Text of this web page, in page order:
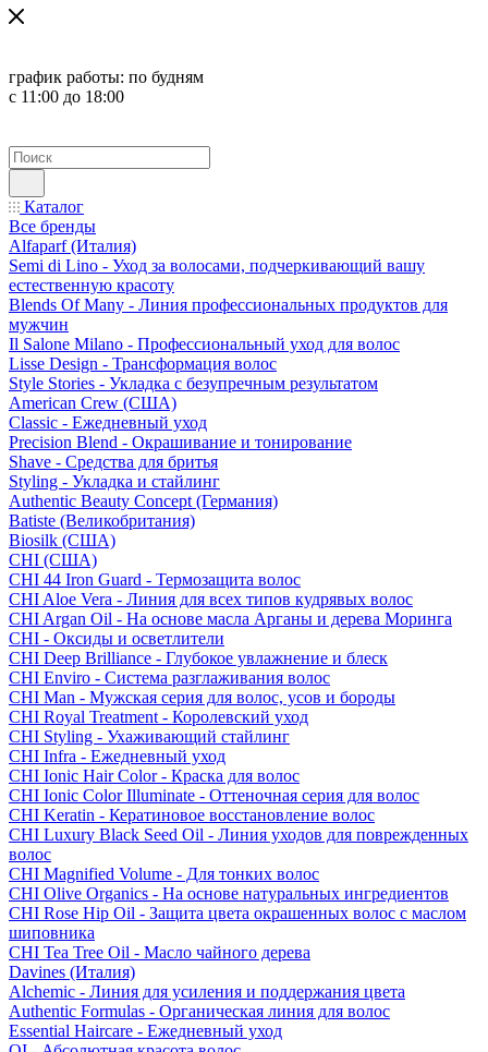
график работы: по будням
с 11:00 до 18:00
Каталог
Все бренды
Alfaparf (Италия)
Semi di Lino - Уход за волосами, подчеркивающий вашу
естественную красоту
Blends Of Many - Линия профессиональных продуктов для
мужчин
Il Salone Milano - Профессиональный уход для волос
Lisse Design - Трансформация волос
Style Stories - Укладка с безупречным результатом
American Crew (США)
Classic - Ежедневный уход
Precision Blend - Окрашивание и тонирование
Shave - Средства для бритья
Styling - Укладка и стайлинг
Authentic Beauty Concept (Германия)
Batiste (Великобритания)
Biosilk (США)
CHI (США)
CHI 44 Iron Guard - Термозащита волос
CHI Aloe Vera - Линия для всех типов кудрявых волос
CHI Argan Oil - На основе масла Арганы и дерева Моринга
CHI - Оксиды и осветлители
CHI Deep Brilliance - Глубокое увлажнение и блеск
CHI Enviro - Система разглаживания волос
CHI Man - Мужская серия для волос, усов и бороды
CHI Royal Treatment - Королевский уход
CHI Styling - Ухаживающий стайлинг
CHI Infra - Ежедневный уход
CHI Ionic Hair Color - Краска для волос
CHI Ionic Color Illuminate - Оттеночная серия для волос
CHI Keratin - Кератиновое восстановление волос
CHI Luxury Black Seed Oil - Линия уходов для поврежденных
волос
CHI Magnified Volume - Для тонких волос
CHI Olive Organics - На основе натуральных ингредиентов
CHI Rose Hip Oil - Защита цвета окрашенных волос с маслом
шиповника
CHI Tea Tree Oil - Масло чайного дерева
Davines (Италия)
Alchemic - Линия для усиления и поддержания цвета
Authentic Formulas - Органическая линия для волос
Essential Haircare - Eжедневный уход